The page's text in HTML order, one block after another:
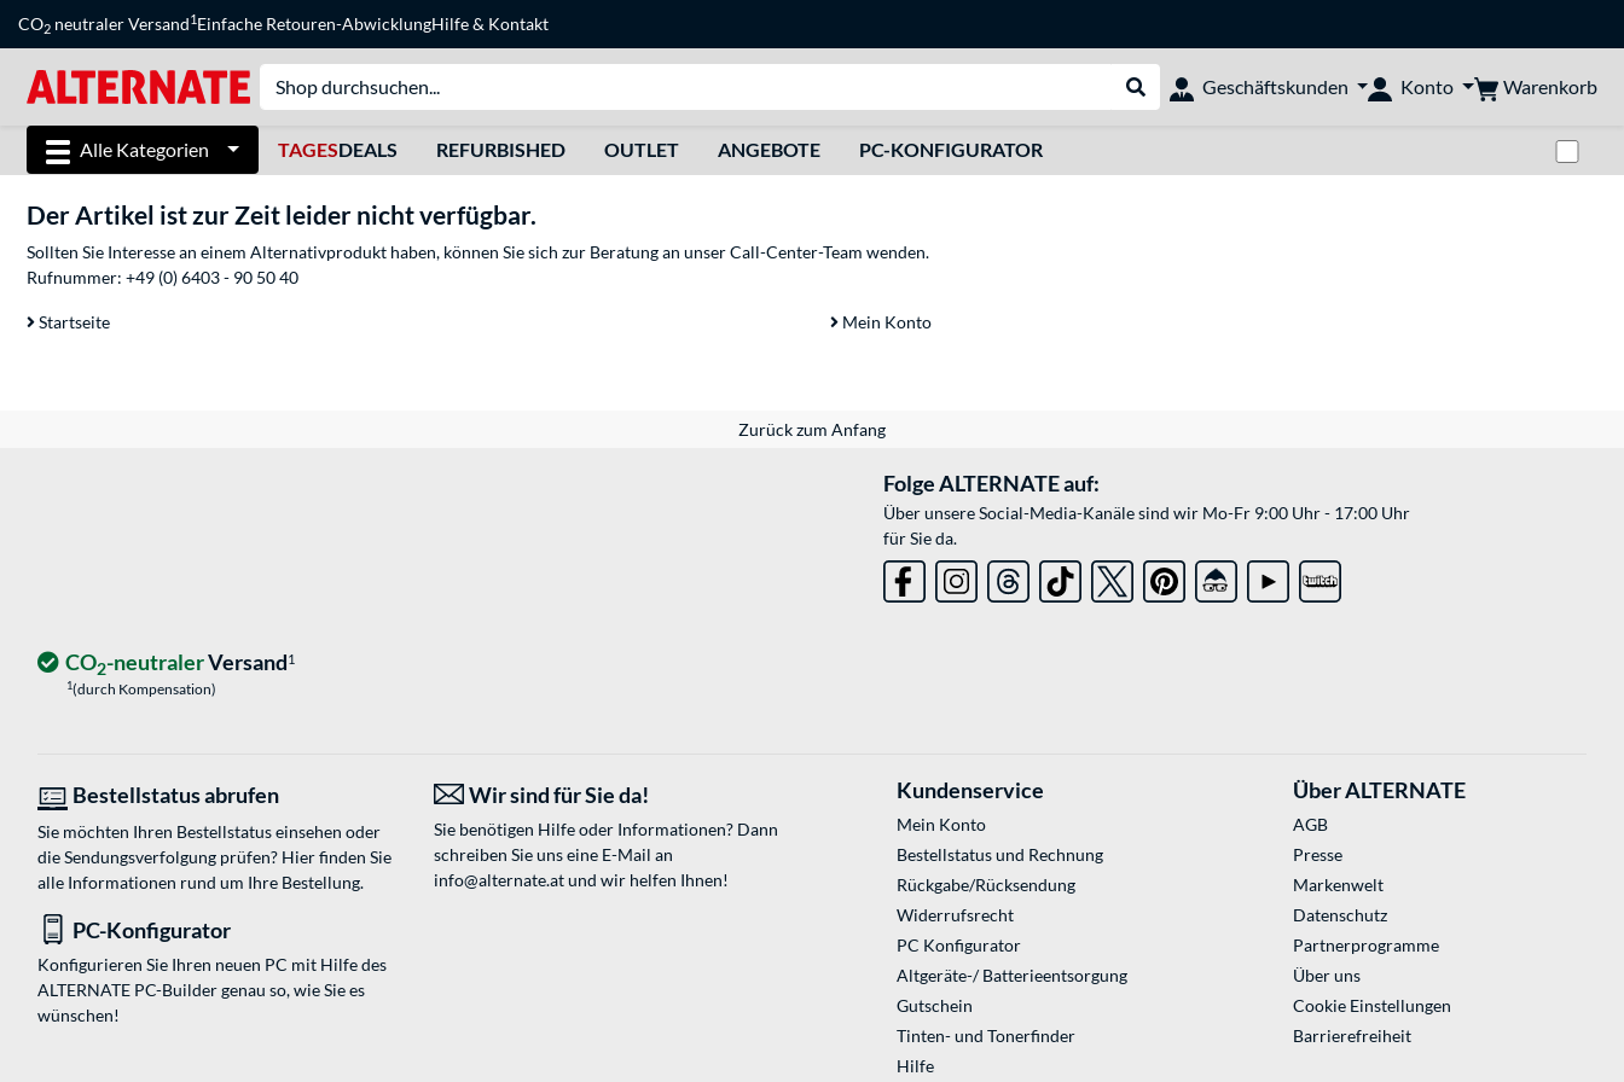
CO2 neutraler Versand1Einfache Retouren-AbwicklungHilfe& Kontakt
Suche durchführen
Geschäftskunden Konto Warenkorb
Alle Kategorien TAGESDEALS REFURBISHED OUTLET ANGEBOTE PC-KONFIGURATOR
Der Artikel ist zur Zeit leider nicht verfügbar.
Sollten Sie Interesse an einem Alternativprodukt haben, können Sie sich zur Beratung an unser Call-Center-Team wenden.
Rufnummer: +49 (0) 6403 - 90 50 40
Startseite Mein Konto
Zurück zum Anfang
Folge ALTERNATE auf:
Über unsere Social-Media-Kanäle sind wir Mo-Fr 9:00 Uhr - 17:00 Uhr
für Sie da.
CO2-neutralerVersand1
1(durch Kompensation)
Bestellstatus abrufen
Sie möchten Ihren Bestellstatus einsehen oder
die Sendungsverfolgung prüfen? Hier finden Sie
alle Informationen rund um Ihre Bestellung.
Wir sind für Sie da!
Sie benötigen Hilfe oder Informationen? Dann
schreiben Sie uns eine E-Mail an
info@alternate.atund wir helfen Ihnen!
PC-Konfigurator
Konfigurieren Sie Ihren neuen PC mit Hilfe des
ALTERNATE PC-Builder genau so, wie Sie es
wünschen!
Kundenservice
Mein Konto
Bestellstatus und Rechnung
Rückgabe/Rücksendung
Widerrufsrecht
PC Konfigurator
Altgeräte-/ Batterieentsorgung
Gutschein
Tinten- und Tonerfinder
Hilfe
Über ALTERNATE
AGB
Presse
Markenwelt
Datenschutz
Partnerprogramme
Über uns
Cookie Einstellungen
Barrierefreiheit